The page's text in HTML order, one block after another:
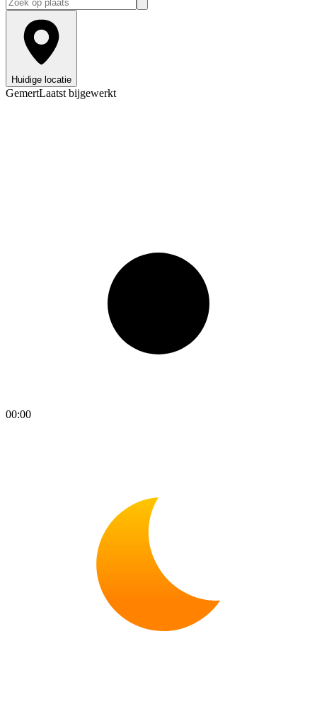
Huidige locatie
GemertLaatst bijgewerkt
00:00